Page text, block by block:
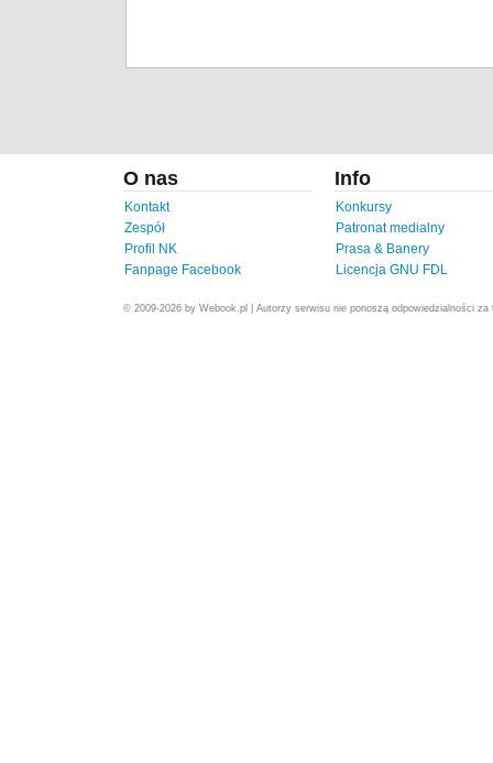
O nas
Kontakt
Zespół
Profil NK
Fanpage Facebook
Info
Konkursy
Patronat medialny
Prasa & Banery
Licencja GNU FDL
© 2009-2026 by Webook.pl | Autorzy serwisu nie ponoszą odpowiedzialności